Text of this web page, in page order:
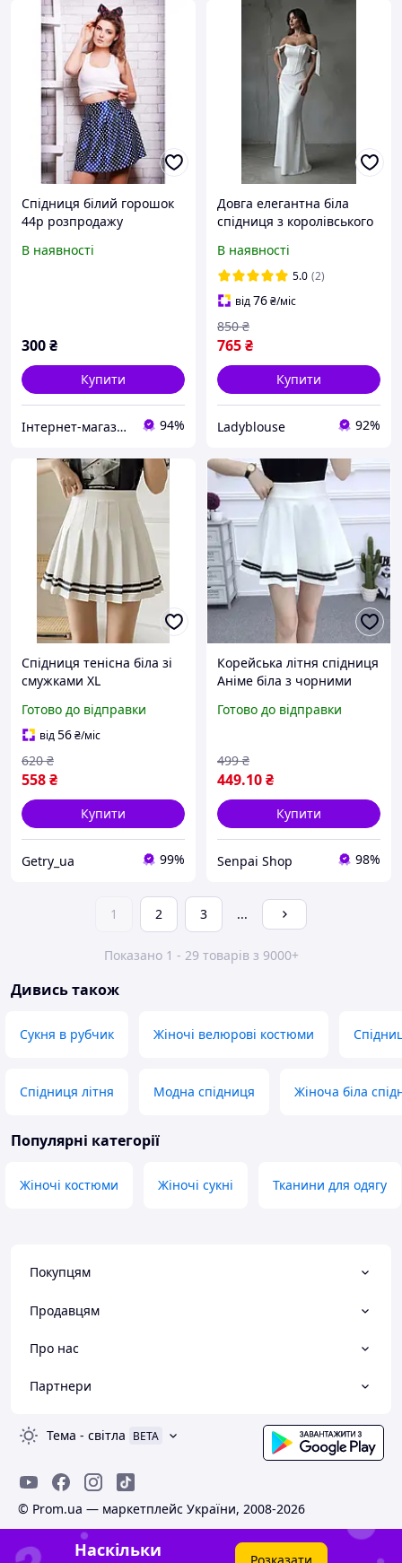
Спідниця білий горошок
44р розпродажу
В наявності
300₴
Купити
Інтернет-магазин "Gladyss" 94%
Довга елегантна біла
спідниця з королівського
силуетом, 42-44
В наявності
5.0 (2)
від76₴/міс
765₴
850 ₴
Купити
Ladyblouse 92%
Спідниця тенісна біла зі
смужками XL
Готово до відправки
від56₴/міс
558₴
620 ₴
Купити
Getry_ua 99%
Корейська літня спідниця
Аніме біла з чорними
Готово до відправки
449.10₴
499 ₴
Купити
Senpai Shop 98%
1 2 3 ...
Показано 1 - 29 товарів з 9000+
Дивись також
Сукня в рубчик Жіночі велюрові костюми
Спідниця літня Модна спідниця Жіноча біла
Популярні категорії
Жіночі костюми Жіночі сукні Тканини для одягу
Покупцям
Продавцям
Про нас
Партнери
Тема - світла BETA
© Prom.ua — маркетплейс України, 2008-2026
Наскільки